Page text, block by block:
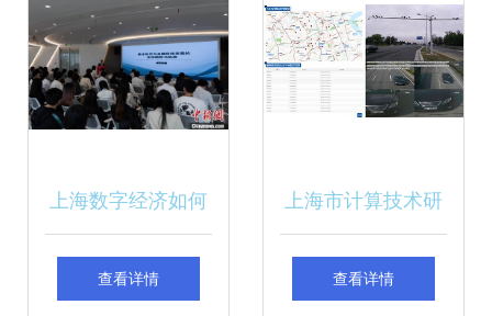
上海数字经济如何
继续高猛进路——
查看详情
上海市计算技术研
究所 智能感知赋能
查看详情